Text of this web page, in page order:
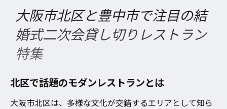
大阪市北区と豊中市で注目の結
婚式二次会貸し切りレストラン
特集
北区で話題のモダンレストランとは
大阪市北区は、多様な文化が交錯するエリアとして知ら